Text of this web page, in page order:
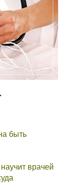
быть
врачей